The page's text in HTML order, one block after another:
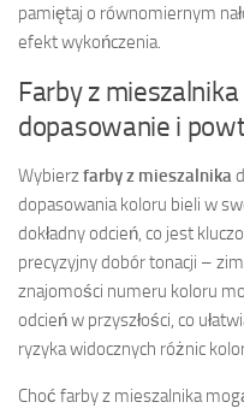
pamiętaj o równomiernym
efekt wykończenia.
Farby z
dopasowanie i
Wybierzfarby z mieszalnika
dopasowania koloru bieli w
dokładny odcień, co jest
precyzyjny dobór tonacji –
znajomości numeru koloru
odcień w przyszłości, co
ryzyka widocznych różnic
Choć farby z mieszalnika